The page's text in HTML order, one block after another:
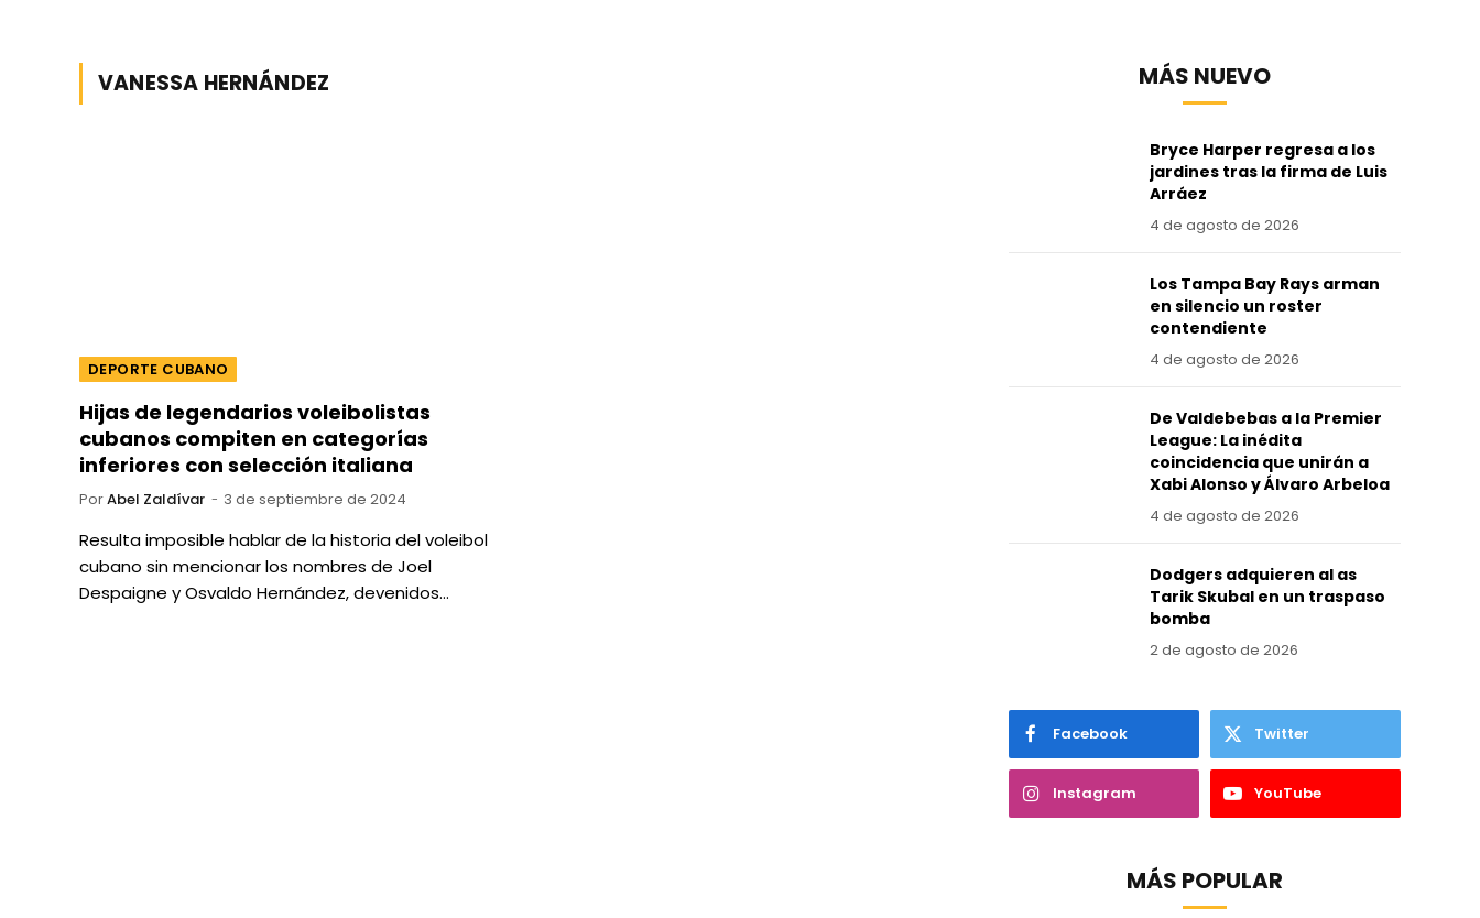
VANESSA HERNÁNDEZ
DEPORTE CUBANO
Hijas de legendarios voleibolistas
cubanos compiten en categorías
inferiores con selección italiana
PorAbel Zaldívar 3 de septiembre de 2024
Resulta imposible hablar de la historia del voleibol
cubano sin mencionar los nombres de Joel
Despaigne y Osvaldo Hernández, devenidos…
MÁS NUEVO
Bryce Harper regresa a los
jardines tras la firma de Luis
Arráez
4 de agosto de 2026
Los Tampa Bay Rays arman
en silencio un roster
contendiente
4 de agosto de 2026
De Valdebebas a la Premier
League: La inédita
coincidencia que unirán a
Xabi Alonso y Álvaro Arbeloa
4 de agosto de 2026
Dodgers adquieren al as
Tarik Skubal en un traspaso
bomba
2 de agosto de 2026
Facebook Twitter
Instagram YouTube
MÁS POPULAR